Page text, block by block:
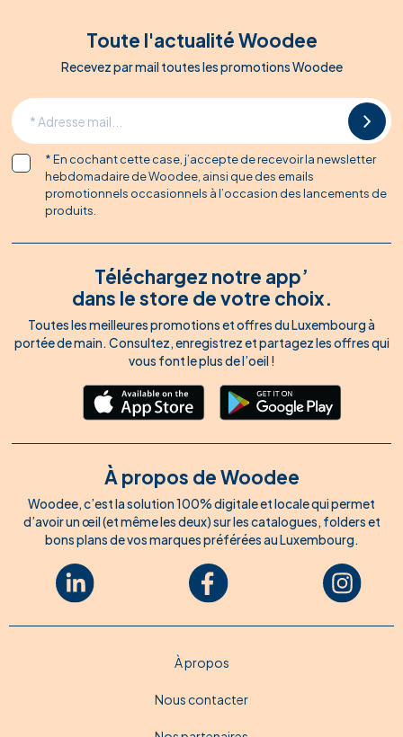
Toute l'actualité Woodee
Recevez par mail toutes les promotions Woodee
* En cochant cette case, j’accepte de recevoir la newsletter
hebdomadaire de Woodee, ainsi que des emails
promotionnels occasionnels à l’occasion des lancements de
produits.
Téléchargez notre app’
dans le store de votre choix.
Toutes les meilleures promotions et offres du Luxembourg à
portée de main. Consultez, enregistrez et partagez les offres qui
vous font le plus de l’oeil !
À propos de Woodee
Woodee, c’est la solution 100% digitale et locale qui permet
d’avoir un œil (et même les deux) sur les catalogues, folders et
bons plans de vos marques préférées au Luxembourg.
À propos
Nous contacter